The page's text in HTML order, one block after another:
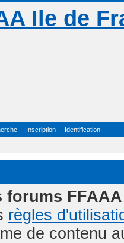
Ile de
Inscription Identification
FFAAA
règles
de contenu